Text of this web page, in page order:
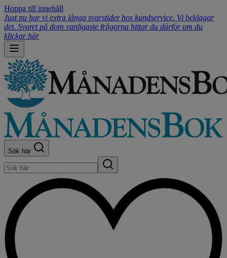
Hoppa till innehåll
Just nu har vi extra långa svarstider hos kundservice. Vi beklagar
det. Svaret på dom vanligaste frågorna hittar du därför om du
klickar här
Sök här